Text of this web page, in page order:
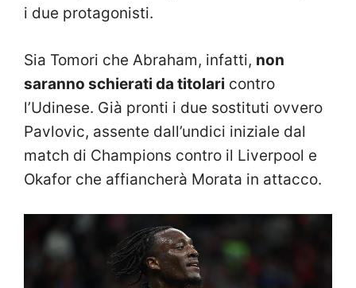
i due protagonisti.
Sia Tomori che Abraham, infatti, non
saranno schierati da titolari contro
l’Udinese. Già pronti i due sostituti ovvero
Pavlovic, assente dall’undici iniziale dal
match di Champions contro il Liverpool e
Okafor che affiancherà Morata in attacco.